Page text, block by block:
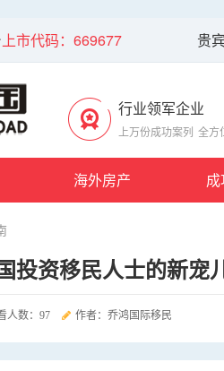
上市代码：669677 贵宾热线
行业领军企业
上万份成功案列 全方
海外房产
投资移民人士的新宠
人数：97 作者：乔鸿国际移民